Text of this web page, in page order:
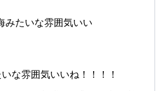
な雰囲気いいね！！！！